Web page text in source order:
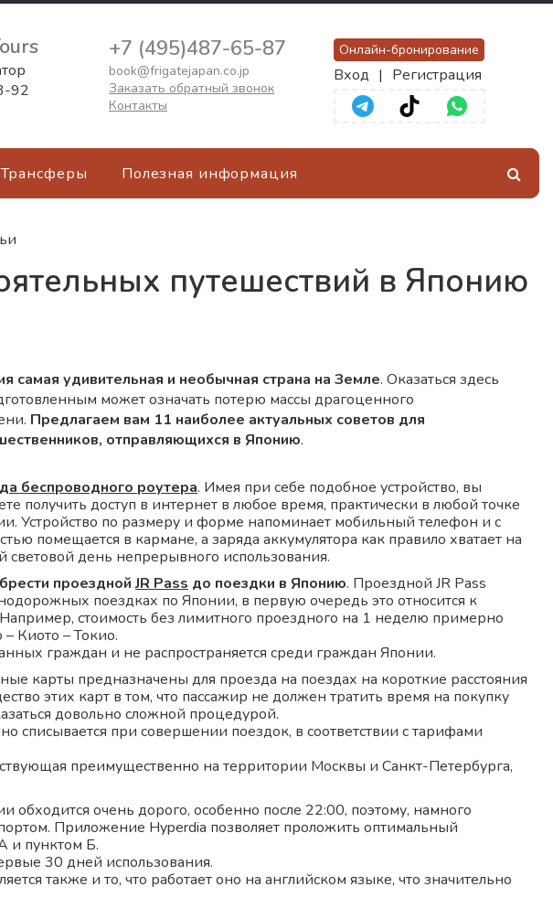
92
+7 (495)487-65-87
book@frigatejapan.co.jp
Заказать обратный звонок
Контакты
Онлайн-бронирование
Вход | Регистрация
Трансферы Полезная информация
путешествий в Японию
самая удивительная и необычная страна на Земле. Оказаться здесь
может означать потерю массы драгоценного
Предлагаем вам 11 наиболее актуальных советов для
отправляющихся в Японию.
беспроводного роутера. Имея при себе подобное устройство, вы
получить доступ в интернет в любое время, практически в любой точке
Устройство по размеру и форме напоминает мобильный телефон и с
помещается в кармане, а заряда аккумулятора как правило хватает на
световой день непрерывного использования.
проезднойJR Pass до поездки в Японию. Проездной JR Pass
поездках по Японии, в первую очередь это относится к
стоимость без лимитного проездного на 1 неделю примерно
Киото – Токио.
граждан и не распространяется среди граждан Японии.
карты предназначены для проезда на поездах на короткие расстояния
этих карт в том, что пассажир не должен тратить время на покупку
довольно сложной процедурой.
списывается при совершении поездок, в соответствии с тарифами
преимущественно на территории Москвы и Санкт-Петербурга,
обходится очень дорого, особенно после 22:00, поэтому, намного
Приложение Hyperdia позволяет проложить оптимальный
и пунктом Б.
30 дней использования.
также и то, что работает оно на английском языке, что значительно